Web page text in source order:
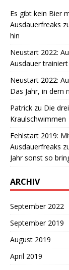
Es gibt kein Bier
Ausdauerfreaks
hin
Neustart 2022:
Ausdauer
Neustart 2022:
Das Jahr, in dem
Patrick zu Die
Kraulschwimmen
Fehlstart 2019:
Ausdauerfreaks
Jahr sonst so
ARCHIV
September 2022
September 2019
August 2019
April 2019